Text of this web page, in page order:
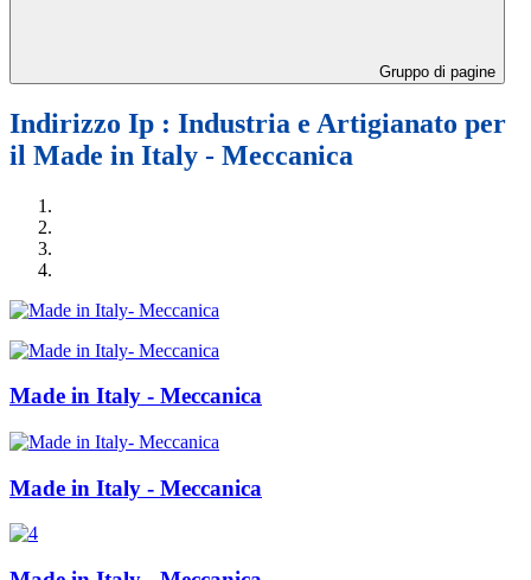
Gruppo di pagine
Indirizzo Ip : Industria e Artigianato per
il Made in Italy - Meccanica
Made in Italy - Meccanica
Made in Italy - Meccanica